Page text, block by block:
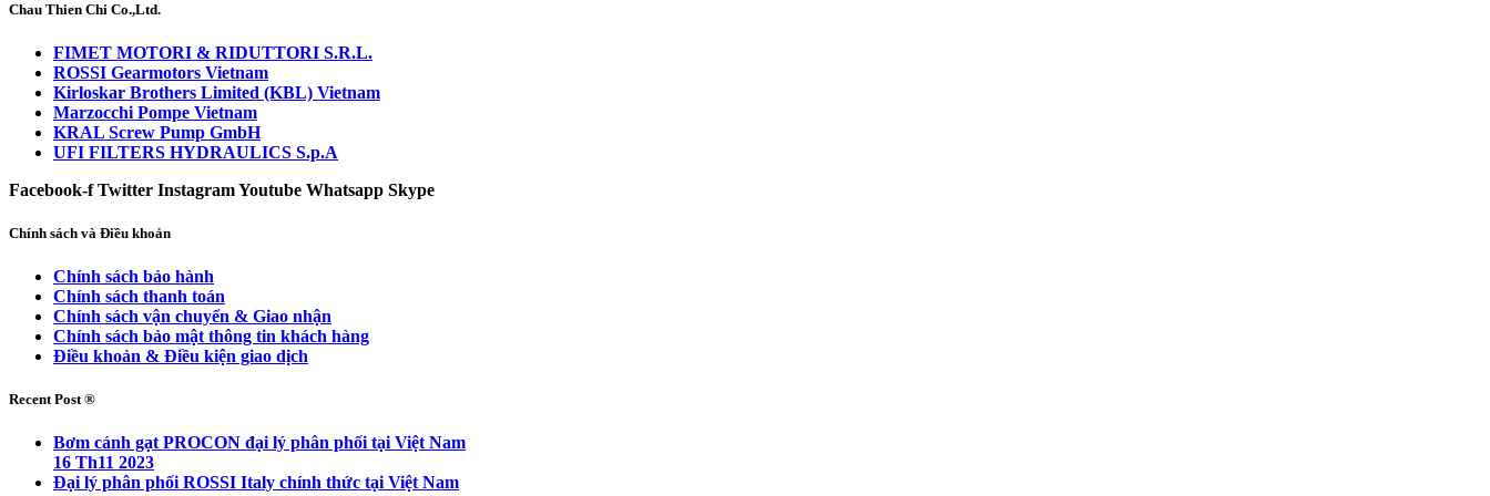
Chau Thien Chi Co.,Ltd.
FIMET MOTORI & RIDUTTORI S.R.L.
ROSSI Gearmotors Vietnam
Kirloskar Brothers Limited (KBL) Vietnam
Marzocchi Pompe Vietnam
KRAL Screw Pump GmbH
UFI FILTERS HYDRAULICS S.p.A
Facebook-f Twitter InstagramYoutube Whatsapp Skype
Chính sách và Điều khoản
Chính sách bảo hành
Chính sách thanh toán
Chính sách vận chuyển & Giao nhận
Chính sách bảo mật thông tin khách hàng
Điều khoản & Điều kiện giao dịch
Recent Post ®
Bơm cánh gạt PROCON đại lý phân phối tại Việt Nam
16 Th11 2023
Đại lý phân phối ROSSI Italy chính thức tại Việt Nam